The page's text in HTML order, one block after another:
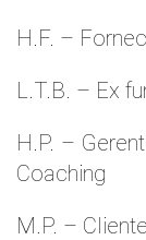
H.F. –
L.T.B. – Ex
H.P. –
Coaching
M.P. –